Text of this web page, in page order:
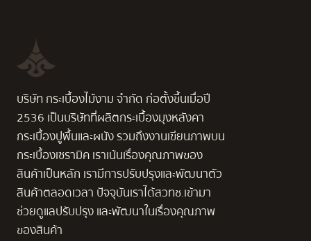
บริษัท กระเบื้องไม้งาม จำกัด ก่อตั้งขึ้นเมื่อปี
2536 เป็นบริษัทที่ผลิตกระเบื้องมุงหลังคา
กระเบื้องปูพื้นและผนัง รวมถึงงานเขียนภาพบน
กระเบื้องเซรามิค เราเน้นเรื่องคุณภาพของ
สินค้าเป็นหลัก เรามีการปรับปรุงและพัฒนาตัว
สินค้าตลอดเวลา ปัจจุบันเราได้สวทช.เข้ามา
ช่วยดูแลปรับปรุง และพัฒนาในเรื่องคุณภาพ
ของสินค้า